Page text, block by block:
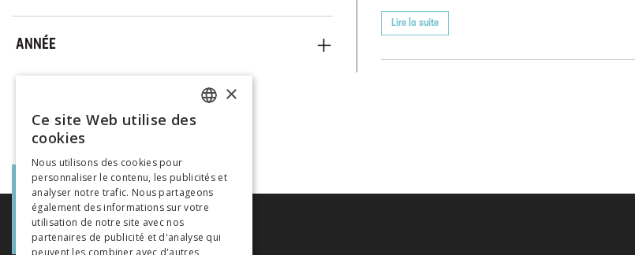
ANNÉE
Lire la suite
ITALIAN
×
Ce site Web utilise des
cookies
Nous utilisons des cookies pour
personnaliser le contenu, les publicités et
analyser notre trafic. Nous partageons
également des informations sur votre
utilisation de notre site avec nos
partenaires de publicité et d'analyse qui
peuvent les combiner avec d'autres